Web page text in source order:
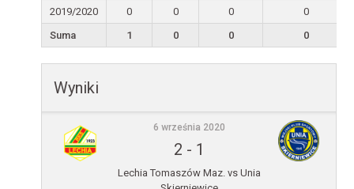
2019/2020
0 0 0
0
Suma
1 0 0 0
Wyniki
6 września 2020
2 - 1
Lechia Tomaszów Maz. vs Unia